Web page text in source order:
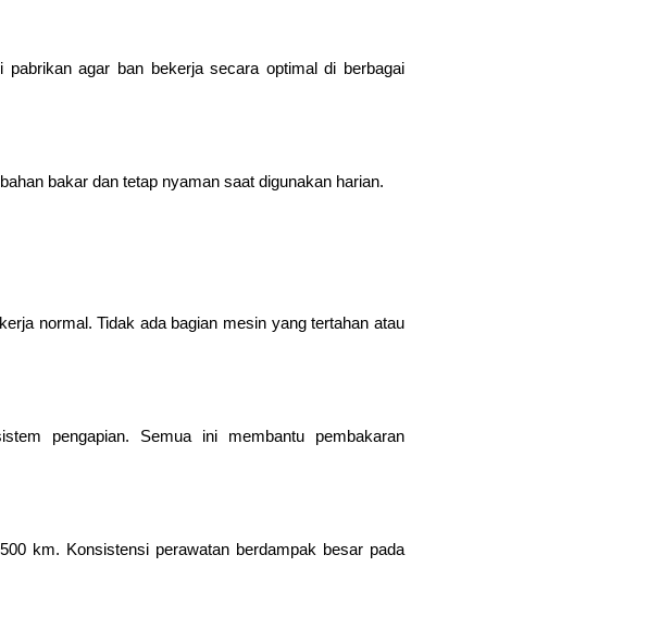
agar ban bekerja secara optimal di berbagai
bakar dan tetap nyaman saat digunakan harian.
normal. Tidak ada bagian mesin yang tertahan atau
pengapian. Semua ini membantu pembakaran
km. Konsistensi perawatan berdampak besar pada